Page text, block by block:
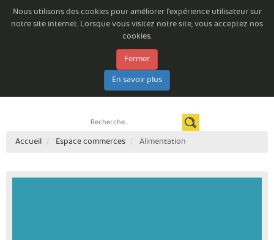
Nous utilisons des cookies pour améliorer l'expérience utilisateur sur
notre site internet. Lorsque vous visitez notre site, vous acceptez nos
cookies.
Fermer
En savoir plus
Emploi à la Commune de Beloeil Consultations permanentes
Les arrêtés du Bourgmestre Documents à télécharger
Espace citoyen
Newsletter
Règlements complémentaires de circulation routière
Accueil Espace commerces Alimentation